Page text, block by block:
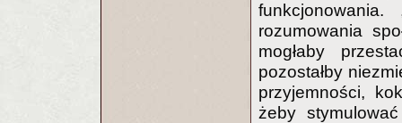
rozumowania
mogłaby
pozostałby
przyjemności,
żeby